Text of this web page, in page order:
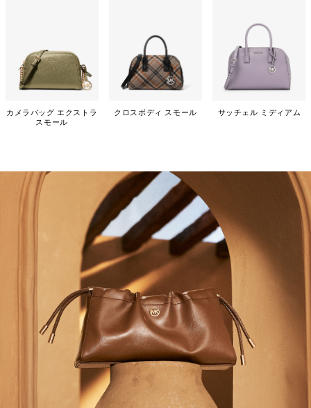
カメラバッグ エクストラ
スモール
クロスボディ スモール サッチェル ミディアム